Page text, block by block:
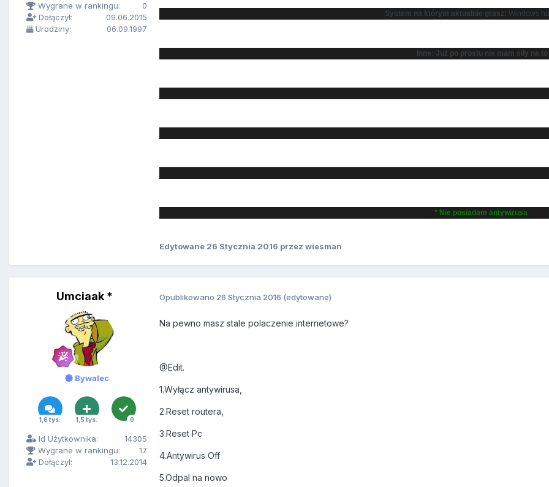
Wygrane w rankingu:
0
Dołączył:
09.06.2015
Urodziny:
06.09.1997
System na którym aktualnie grasz: Windows
Inne: Już po prostu nie mam siły na to
* Nie posiadam antywirusa
Edytowane 26 Stycznia 2016 przez wiesman
Umciaak *
Bywalec
1,6 tys. 1,5 tys. 0
Id Użytkownika:
14305
Wygrane w rankingu:
17
Dołączył:
13.12.2014
Opublikowano 26 Stycznia 2016 (edytowane)
Na pewno masz stale polaczenie internetowe?
@Edit.
1.Wyłącz antywirusa,
2.Reset routera,
3.Reset Pc
4.Antywirus Off
5.Odpal na nowo